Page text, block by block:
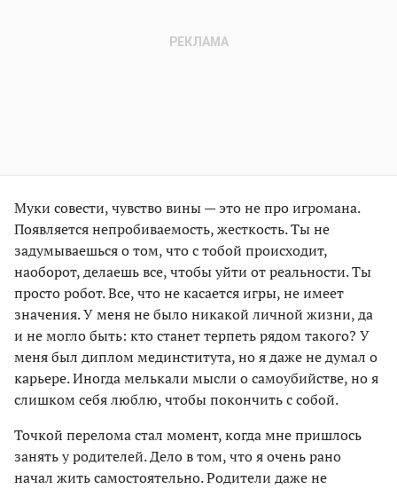
Муки совести, чувство вины — это не про игромана.
Появляется непробиваемость, жесткость. Ты не
задумываешься о том, что с тобой происходит,
наоборот, делаешь все, чтобы уйти от реальности. Ты
просто робот. Все, что не касается игры, не имеет
значения. У меня не было никакой личной жизни, да
и не могло быть: кто станет терпеть рядом такого? У
меня был диплом мединститута, но я даже не думал о
карьере. Иногда мелькали мысли о самоубийстве, но я
слишком себя люблю, чтобы покончить с собой.
Точкой перелома стал момент, когда мне пришлось
занять у родителей. Дело в том, что я очень рано
начал жить самостоятельно. Родители даже не